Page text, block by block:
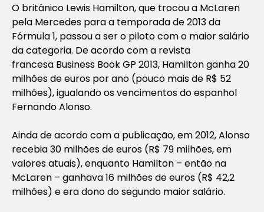
O britânico Lewis Hamilton, que trocou a McLaren
pela Mercedes para a temporada de 2013 da
Fórmula 1, passou a ser o piloto com o maior salário
da categoria. De acordo com a revista
francesa Business Book GP 2013, Hamilton ganha 20
milhões de euros por ano (pouco mais de R$ 52
milhões), igualando os vencimentos do espanhol
Fernando Alonso.
Ainda de acordo com a publicação, em 2012, Alonso
recebia 30 milhões de euros (R$ 79 milhões, em
valores atuais), enquanto Hamilton – então na
McLaren – ganhava 16 milhões de euros (R$ 42,2
milhões) e era dono do segundo maior salário.